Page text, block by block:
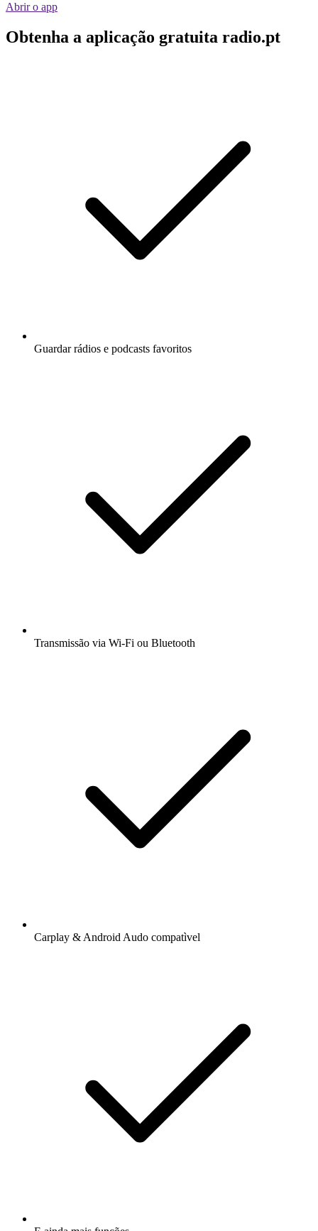
Abrir o app
Obtenha a aplicação gratuita radio.pt
Guardar rádios e podcasts favoritos
Transmissão via Wi-Fi ou Bluetooth
Carplay & Android Audo compatìvel